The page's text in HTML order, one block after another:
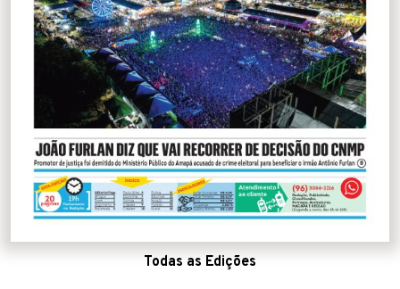
Todas as Edições